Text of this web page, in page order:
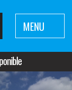
MENU